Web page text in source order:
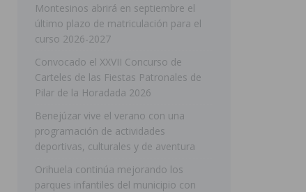
[ 06/08/2026 ] El PSOE denuncia una nueva
[ 06/08/2026 ]
La Diputación destina dos millones
ellos varios de la Vega Baja
[ 06/08/2026 ] Vegavacaciones 2026 amplía su
Montesinos abrirá en septiembre el
último plazo de matriculación para el
curso 2026-2027
Convocado el XXVII Concurso de
Carteles de las Fiestas Patronales de
Pilar de la Horadada 2026
Benejúzar vive el verano con una
programación de actividades
deportivas, culturales y de aventura
Orihuela continúa mejorando los
parques infantiles del municipio con